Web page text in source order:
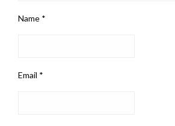
Name *
Email *